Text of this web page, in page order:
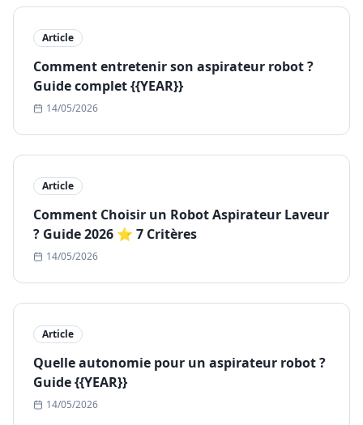
Article
Comment entretenir son aspirateur robot ?
Guide complet {{YEAR}}
14/05/2026
Article
Comment Choisir un Robot Aspirateur Laveur
? Guide 2026 ⭐ 7 Critères
14/05/2026
Article
Quelle autonomie pour un aspirateur robot ?
Guide {{YEAR}}
14/05/2026